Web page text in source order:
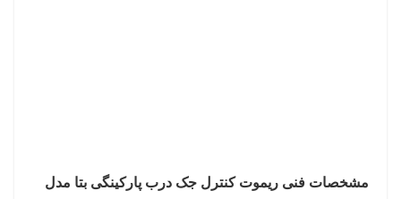
مشخصات فنی ریموت کنترل جک درب پارکینگی بتا مدل